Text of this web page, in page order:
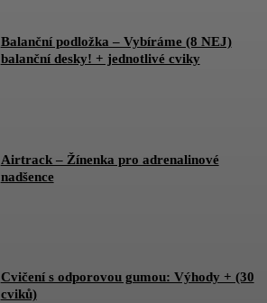
Balanční podložka – Vybíráme (8 NEJ)
balanční desky! + jednotlivé cviky
Airtrack – Žínenka pro adrenalinové
nadšence
Cvičení s odporovou gumou: Výhody + (30
cviků)